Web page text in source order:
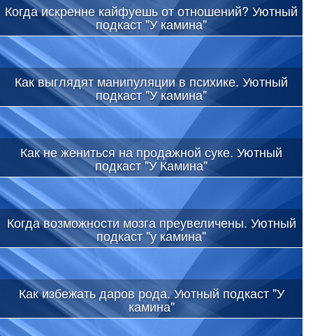
Когда искренне кайфуешь от отношений? Уютный
подкаст "У камина"
Как выглядят манипуляции в психике. Уютный
подкаст "У камина"
Как не жениться на продажной суке. Уютный
подкаст "У Камина"
Когда возможности мозга преувеличены. Уютный
подкаст "у камина"
Как избежать даров рода. Уютный подкаст "У
камина"